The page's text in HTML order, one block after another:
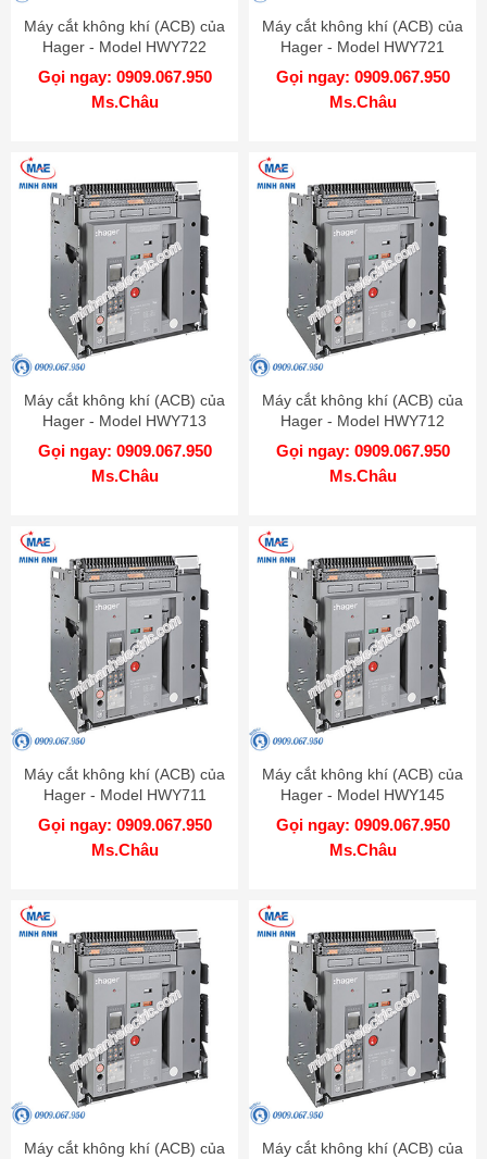
Máy cắt không khí (ACB) của
Hager - Model HWY722
Gọi ngay: 0909.067.950
Ms.Châu
Máy cắt không khí (ACB) của
Hager - Model HWY721
Gọi ngay: 0909.067.950
Ms.Châu
Máy cắt không khí (ACB) của
Hager - Model HWY713
Gọi ngay: 0909.067.950
Ms.Châu
Máy cắt không khí (ACB) của
Hager - Model HWY712
Gọi ngay: 0909.067.950
Ms.Châu
Máy cắt không khí (ACB) của
Hager - Model HWY711
Gọi ngay: 0909.067.950
Ms.Châu
Máy cắt không khí (ACB) của
Hager - Model HWY145
Gọi ngay: 0909.067.950
Ms.Châu
Máy cắt không khí (ACB) của
Máy cắt không khí (ACB) của